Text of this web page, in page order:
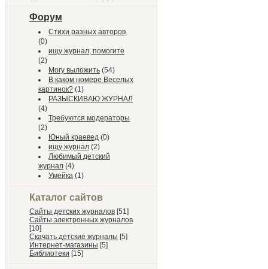
Форум
Стихи разных авторов
(0)
ищу журнал, помогите
(2)
Могу выложить (54)
В каком номере Веселых
картинок? (1)
РАЗЫСКИВАЮ ЖУРНАЛ
(4)
Требуются модераторы
(2)
Юный краевед (0)
ищу журнал (2)
Любимый детский
журнал (4)
Умейка (1)
Каталог сайтов
Сайты детских журналов [51]
Сайты электронных журналов
[10]
Скачать детские журналы [5]
Интернет-магазины [5]
Библиотеки [15]